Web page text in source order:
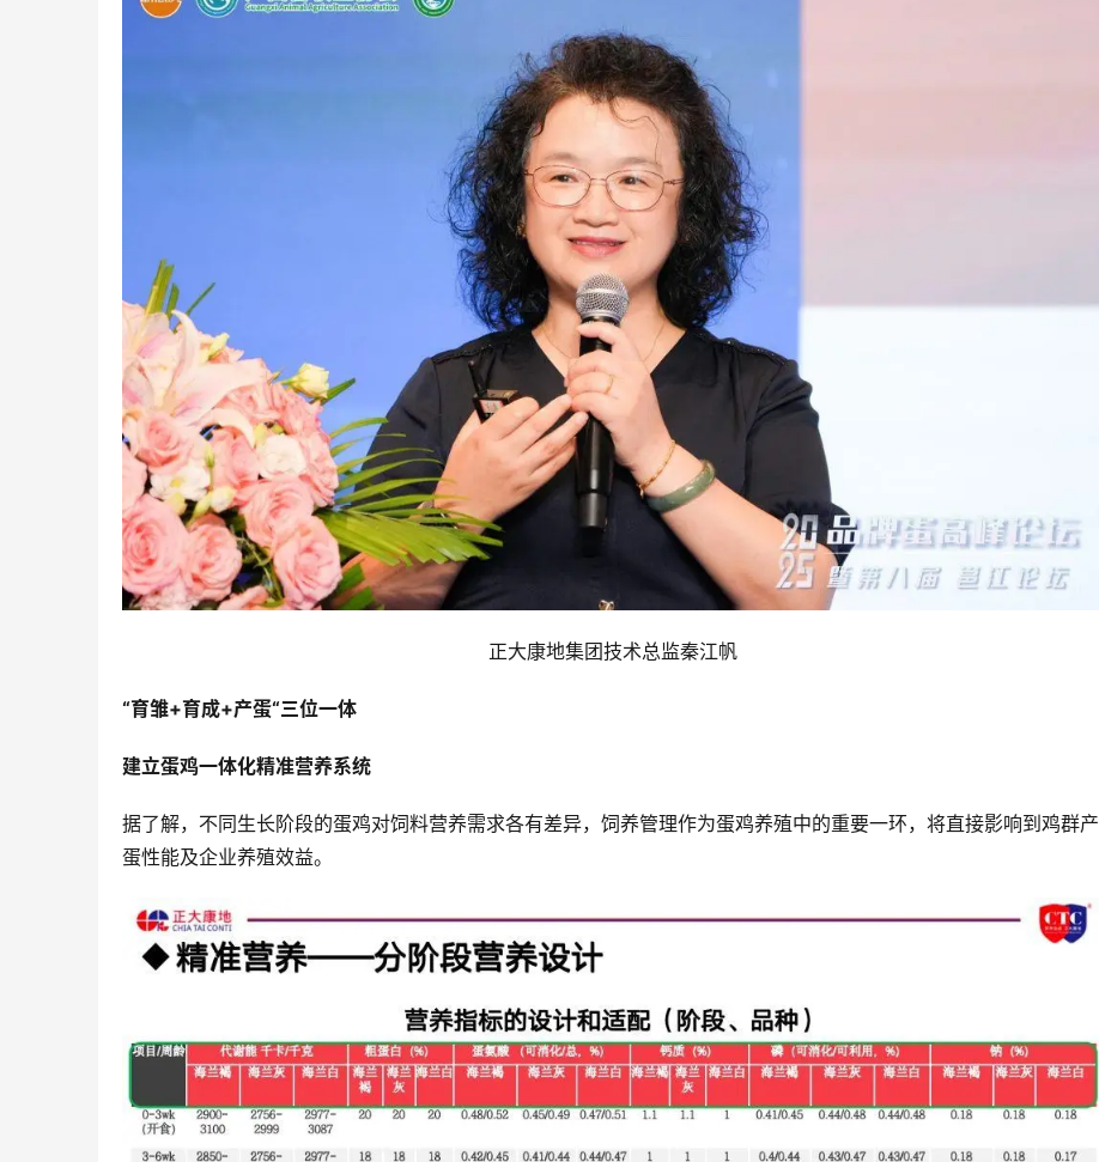
正大康地集团技术总监秦江帆
“育雏+育成+产蛋“三位一体
建立蛋鸡一体化精准营养系统
据了解，不同生长阶段的蛋鸡对饲料营养需求各有差异，饲养管理作为蛋鸡养殖中的重要一环，将直接影响到鸡群产
蛋性能及企业养殖效益。